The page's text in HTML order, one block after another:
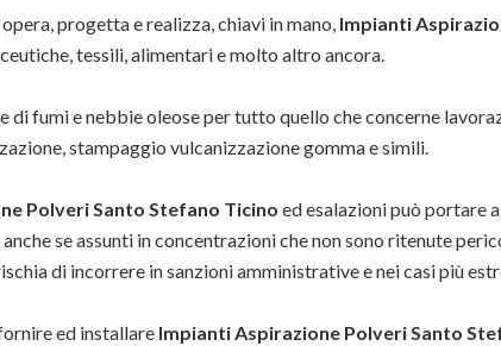
progetta e realizza, chiavi in mano, Impianti
tessili, alimentari e molto altro ancora.
di fumi e nebbie oleose per tutto quello che concerne
stampaggio vulcanizzazione gomma e simili.
Polveri Santo Stefano Ticino ed esalazioni può portare
se assunti in concentrazioni che non sono ritenute
di incorrere in sanzioni amministrative e nei casi più
ed installare Impianti Aspirazione Polveri Santo